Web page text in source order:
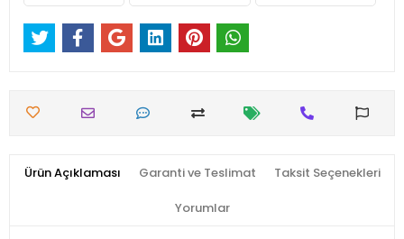
Ürün Açıklaması Garanti ve Teslimat Taksit Seçenekleri
Yorumlar